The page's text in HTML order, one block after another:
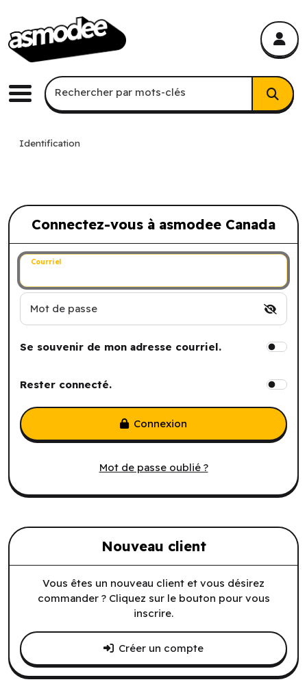
Menu
Recherche par mots-clés
Rechercher par mots-clés
Identification
Connectez-vous à asmodee Canada
Connectez-vous à asmodee Canada
Courriel
Mot de passe
Se souvenir de mon adresse courriel.
Rester connecté.
Mot de passe oublié ?
Connexion
Nouveau client
Vous êtes un nouveau client et vous désirez
commander ? Cliquez sur le bouton pour vous
inscrire.
Créer un compte